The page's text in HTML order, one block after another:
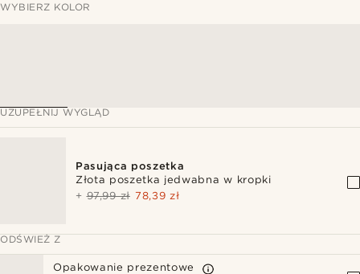
WYBIERZ KOLOR
UZUPEŁNIJ WYGLĄD
Pasująca poszetka
Złota poszetka jedwabna w kropki
+97,99 zł 78,39 zł
ODŚWIEŻ Z
Opakowanie prezentowe